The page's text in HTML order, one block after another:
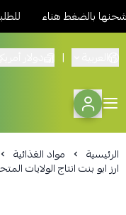
هناء للطلبات
|
الرئيسية مواد الغذائية
ارز ابو بنت انتاج الولايات المتحدة 1